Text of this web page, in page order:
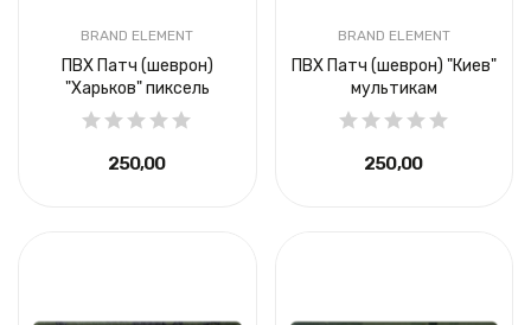
BRAND ELEMENT
ПВХ Патч (шеврон)
"Харьков" пиксель
250,00 ₴
BRAND ELEMENT
ПВХ Патч (шеврон) "Киев"
мультикам
250,00 ₴